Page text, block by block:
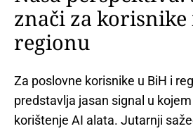
znači za
regionu
Za poslovne korisnike u BiH i
predstavlja jasan signal u
korištenje AI alata. Jutarnji